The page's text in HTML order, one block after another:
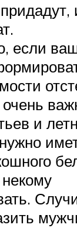
если
очень
и